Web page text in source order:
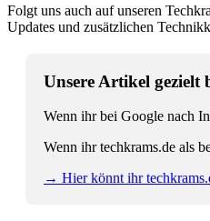
Folgt uns auch auf unseren
Updates und zusätzlichen
Unsere Artikel gezielt
Wenn ihr bei Google nach
Wenn ihr techkrams.de als
→ Hier könnt ihr